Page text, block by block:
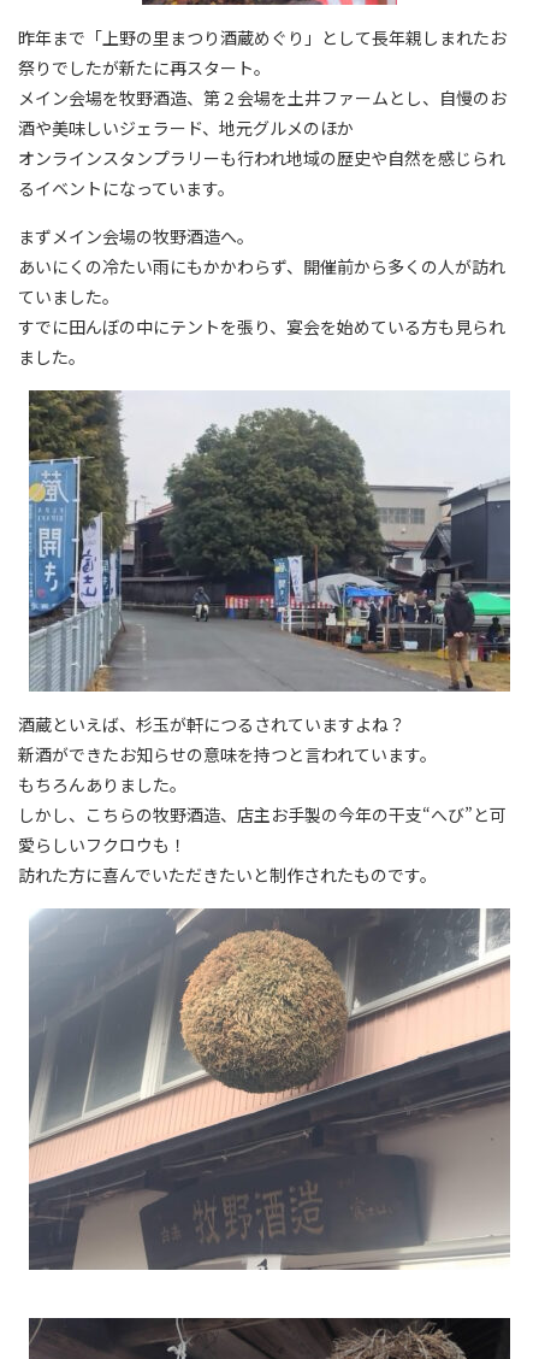
昨年まで「上野の里まつり酒蔵めぐり」として長年親しまれたお
祭りでしたが新たに再スタート。
メイン会場を牧野酒造、第２会場を土井ファームとし、自慢のお
酒や美味しいジェラード、地元グルメのほか
オンラインスタンプラリーも行われ地域の歴史や自然を感じられ
るイベントになっています。
まずメイン会場の牧野酒造へ。
あいにくの冷たい雨にもかかわらず、開催前から多くの人が訪れ
ていました。
すでに田んぼの中にテントを張り、宴会を始めている方も見られ
ました。
酒蔵といえば、杉玉が軒につるされていますよね？
新酒ができたお知らせの意味を持つと言われています。
もちろんありました。
しかし、こちらの牧野酒造、店主お手製の今年の干支“へび”と可
愛らしいフクロウも！
訪れた方に喜んでいただきたいと制作されたものです。